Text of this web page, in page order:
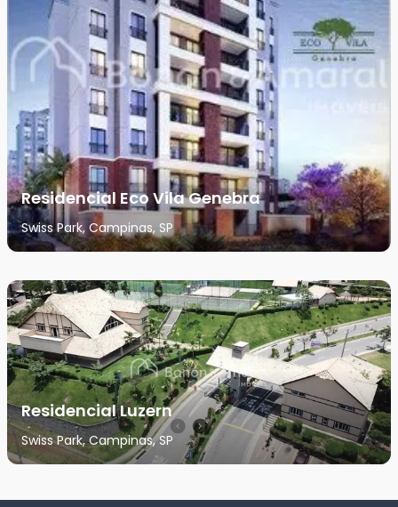
Residencial Eco Vila Genebra
Swiss Park, Campinas, SP
Residencial Luzern
Swiss Park, Campinas, SP